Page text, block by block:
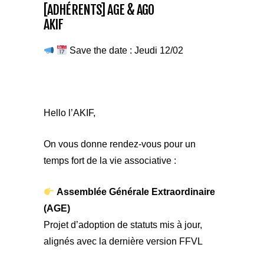
[ADHÉRENTS] AGE & AGO
AKIF
Save the date : Jeudi 12/02
Hello l’AKIF,
On vous donne rendez-vous pour un
temps fort de la vie associative :
Assemblée Générale Extraordinaire
(AGE)
Projet d’adoption de statuts mis à jour,
alignés avec la dernière version FFVL